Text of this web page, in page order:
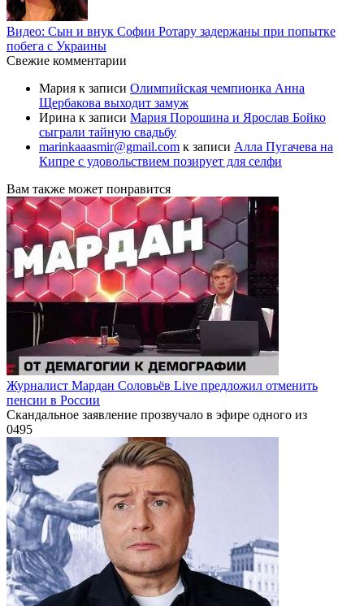
Видео: Сын и внук Софии Ротару задержаны при попытке
побега с Украины
Свежие комментарии
Мария к записи Олимпийская чемпионка Анна
Щербакова выходит замуж
Ирина к записи Мария Порошина и Ярослав Бойко
сыграли тайную свадьбу
marinkaaasmir@gmail.com к записи Алла Пугачева на
Кипре с удовольствием позирует для селфи
Вам также может понравится
Журналист Мардан Соловьёв Live предложил отменить
пенсии в России
Скандальное заявление прозвучало в эфире одного из
0495